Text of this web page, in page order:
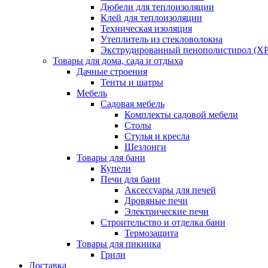
Дюбели для теплоизоляции
Клей для теплоизоляции
Техническая изоляция
Утеплитель из стекловолокна
Экструдированный пенополистирол
Товары для дома, сада и отдыха
Дачные строения
Тенты и шатры
Мебель
Садовая мебель
Комплекты садовой мебели
Столы
Стулья и кресла
Шезлонги
Товары для бани
Купели
Печи для бани
Аксессуары для печей
Дровяные печи
Электрические печи
Строительство и отделка бани
Термозащита
Товары для пикника
Грили
Доставка